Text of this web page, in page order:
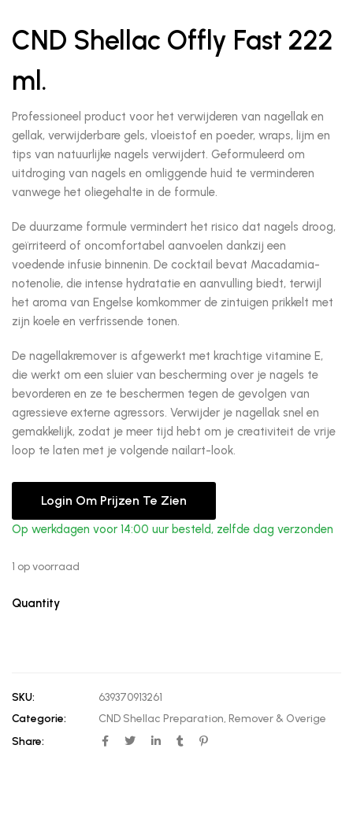
CND Shellac Offly Fast 222
ml.
Professioneel product voor het verwijderen van nagellak en
gellak, verwijderbare gels, vloeistof en poeder, wraps, lijm en
tips van natuurlijke nagels verwijdert. Geformuleerd om
uitdroging van nagels en omliggende huid te verminderen
vanwege het oliegehalte in de formule.
De duurzame formule vermindert het risico dat nagels droog,
geïrriteerd of oncomfortabel aanvoelen dankzij een
voedende infusie binnenin. De cocktail bevat Macadamia-
notenolie, die intense hydratatie en aanvulling biedt, terwijl
het aroma van Engelse komkommer de zintuigen prikkelt met
zijn koele en verfrissende tonen.
De nagellakremover is afgewerkt met krachtige vitamine E,
die werkt om een sluier van bescherming over je nagels te
bevorderen en ze te beschermen tegen de gevolgen van
agressieve externe agressors. Verwijder je nagellak snel en
gemakkelijk, zodat je meer tijd hebt om je creativiteit de vrije
loop te laten met je volgende nailart-look.
Login Om Prijzen Te Zien
Op werkdagen voor 14:00 uur besteld, zelfde dag verzonden
1 op voorraad
Quantity
SKU:
639370913261
Categorie:
CND Shellac Preparation, Remover & Overige
Share: